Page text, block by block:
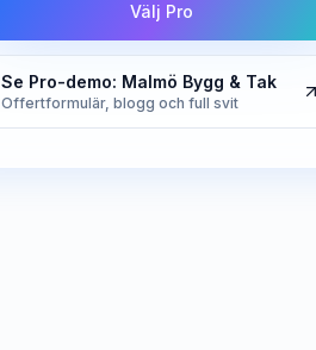
Välj Pro
Se Pro-demo: Malmö Bygg & Tak
Offertformulär, blogg och full svit